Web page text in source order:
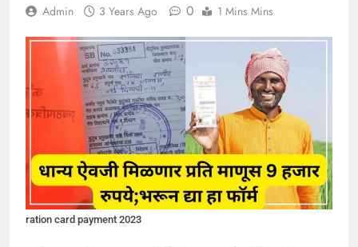
Admin 3 Years Ago 0 1 Mins Mins
ration card payment 2023